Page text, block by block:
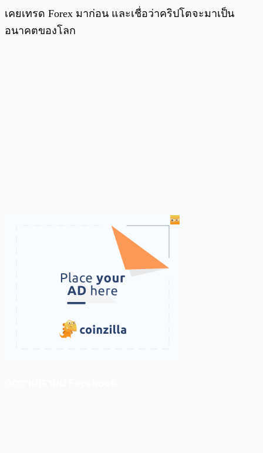
เคยเทรด Forex มาก่อน และเชื่อว่าคริปโตจะมาเป็น
อนาคตของโลก